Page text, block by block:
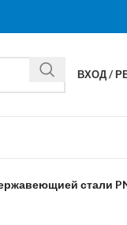
ВХОД /
стали